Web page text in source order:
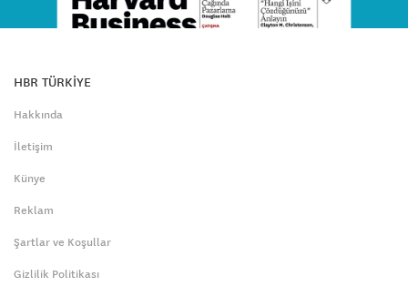
HBR TÜRKİYE
Hakkında
İletişim
Künye
Reklam
Şartlar ve Koşullar
Gizlilik Politikası